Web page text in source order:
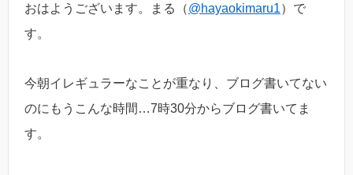
おはようございます。まる（@hayaokimaru1）で
す。
今朝イレギュラーなことが重なり、ブログ書いてない
のにもうこんな時間…7時30分からブログ書いてま
す。